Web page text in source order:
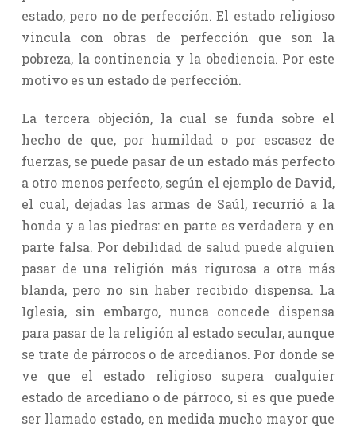
estado, pero no de perfección. El estado religioso
vincula con obras de perfección que son la
pobreza, la continencia y la obediencia. Por este
motivo es un estado de perfección.
La tercera objeción, la cual se funda sobre el
hecho de que, por humildad o por escasez de
fuerzas, se puede pasar de un estado más perfecto
a otro menos perfecto, según el ejemplo de David,
el cual, dejadas las armas de Saúl, recurrió a la
honda y a las piedras: en parte es verdadera y en
parte falsa. Por debilidad de salud puede alguien
pasar de una religión más rigurosa a otra más
blanda, pero no sin haber recibido dispensa. La
Iglesia, sin embargo, nunca concede dispensa
para pasar de la religión al estado secular, aunque
se trate de párrocos o de arcedianos. Por donde se
ve que el estado religioso supera cualquier
estado de arcediano o de párroco, si es que puede
ser llamado estado, en medida mucho mayor que